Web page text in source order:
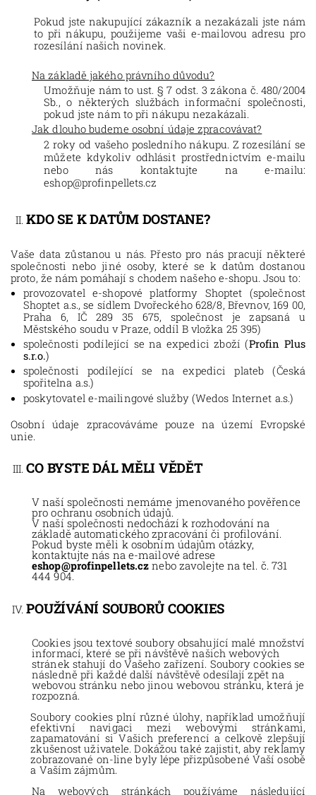
Pokud jste nakupující zákazník a nezakázali jste nám
to při nákupu, použijeme vaši e-mailovou adresu pro
rozesílání našich novinek.
Na základě jakého právního důvodu?
Umožňuje nám to ust. § 7 odst. 3 zákona č. 480/2004
Sb., o některých službách informační společnosti,
pokud jste nám to při nákupu nezakázali.
Jak dlouho budeme osobní údaje zpracovávat?
2 roky od vašeho posledního nákupu. Z rozesílání se
můžete kdykoliv odhlásit prostřednictvím e-mailu
nebo nás kontaktujte na e-mailu:
eshop@profinpellets.cz
KDO SE K DATŮM DOSTANE?
Vaše data zůstanou u nás. Přesto pro nás pracují některé
společnosti nebo jiné osoby, které se k datům dostanou
proto, že nám pomáhají s chodem našeho e-shopu. Jsou to:
provozovatel e-shopové platformy Shoptet (společnost
Shoptet a.s., se sídlem Dvořeckého 628/8, Břevnov, 169 00,
Praha 6, IČ 289 35 675, společnost je zapsaná u
Městského soudu v Praze, oddíl B vložka 25 395)
společnosti podílející se na expedici zboží(Profin Plus
s.r.o.)
společnosti podílející se na expedici plateb(Česká
spořitelna a.s.)
poskytovatel e-mailingové služby (Wedos Internet a.s.)
Osobní údaje zpracováváme pouze na území Evropské
unie.
CO BYSTE DÁL MĚLI VĚDĚT
V naší společnosti nemáme jmenovaného pověřence
pro ochranu osobních údajů.
V naší společnosti nedochází k rozhodování na
základě automatického zpracování či profilování.
Pokud byste měli k osobním údajům otázky,
kontaktujte nás na e-mailové adrese
eshop@profinpellets.cz nebo zavolejte na tel. č. 731
444 904.
POUŽÍVÁNÍ SOUBORŮ COOKIES
Cookies jsou textové soubory obsahující malé množství
informací, které se při návštěvě našich webových
stránek stahují do Vašeho zařízení. Soubory cookies se
následně při každé další návštěvě odesílají zpět na
webovou stránku nebo jinou webovou stránku, která je
rozpozná.
Soubory cookies plní různé úlohy, například umožňují
efektivní navigaci mezi webovými stránkami,
zapamatování si Vašich preferencí a celkově zlepšují
zkušenost uživatele. Dokážou také zajistit, aby reklamy
zobrazované on-line byly lépe přizpůsobené Vaší osobě
a Vaším zájmům.
Na webových stránkách používáme následující